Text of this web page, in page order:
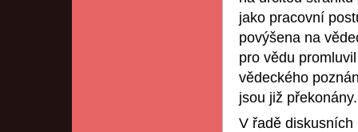
jako pracovní
povýšena na
pro vědu
vědeckého
jsou již překonány.
V řadě diskusních